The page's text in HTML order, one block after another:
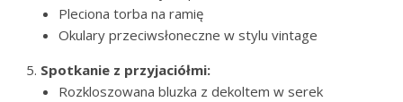
Pleciona torba na ramię
Okulary przeciwsłoneczne w stylu vintage
Spotkanie z przyjaciółmi:
Rozkloszowana bluzka z dekoltem w serek